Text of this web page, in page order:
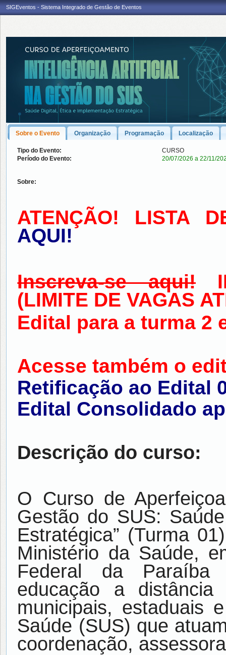
SIGEventos - Sistema Integrado de Gestão de Eventos
Sobre o Evento Organização Programação Localização
Tipo do Evento:
CURSO
Período do Evento:
20/07/2026 a 22/11/
Sobre:
ATENÇÃO! LISTA
AQUI!
Inscreva-se aqui!
(LIMITE DE VAGAS
Edital para a turma 2
Acesse também o
Retificação ao Edital
Edital Consolidado
Descrição do curso:
O Curso de
Gestão do SUS:
Estratégica” (Turma
Ministério da Saúde,
Federal da Paraíba
educação a
municipais, estaduais
Saúde (SUS) que
coordenação,